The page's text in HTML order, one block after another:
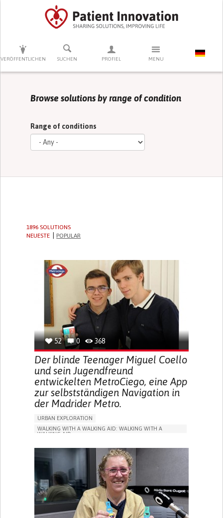
VERÖFFENTLICHEN SUCHEN PROFIEL MENU
DRÜCKEN SIE AUF ENTER UM DIE SUCHE ZU STARTEN
Browse solutions by range of condition
Range of conditions
1896 SOLUTIONS
NEUESTE
POPULAR
52 0 368
Der blinde Teenager Miguel Coello
und sein Jugendfreund
entwickelten MetroCiego, eine App
zur selbstständigen Navigation in
der Madrider Metro.
URBAN EXPLORATION
WALKING WITH A WALKING AID: WALKING WITH A
WALKING AID
APP (INCLUDING WHEN CONNECTED WITH WEARABLE)
ONLINE SERVICE
SOCIAL WITHDRAWAL OR ISOLATION
VISION PROBLEMS
PROMOTING INCLUSIVITY AND SOCIAL INTEGRATION
OPHTHALMOLOGY
SPAIN